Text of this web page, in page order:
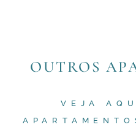
OUTROS
VEJA